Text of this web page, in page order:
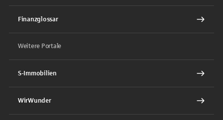
Finanzglossar
Weitere Portale
S-Immobilien
WirWunder